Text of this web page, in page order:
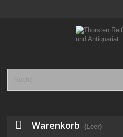
Warenkorb (Leer)